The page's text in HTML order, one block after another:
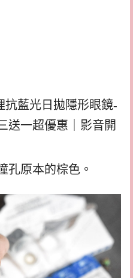
孔原本的棕色。